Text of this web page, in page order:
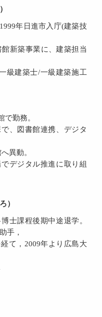
年日進市入庁(建築技
新築事業に、建築担当
建築士/一級建築施工
勤務。
、図書館連携、デジタ
異動。
デジタル推進に取り組
）
士課程後期中途退学。
手，
て，2009年より広島大